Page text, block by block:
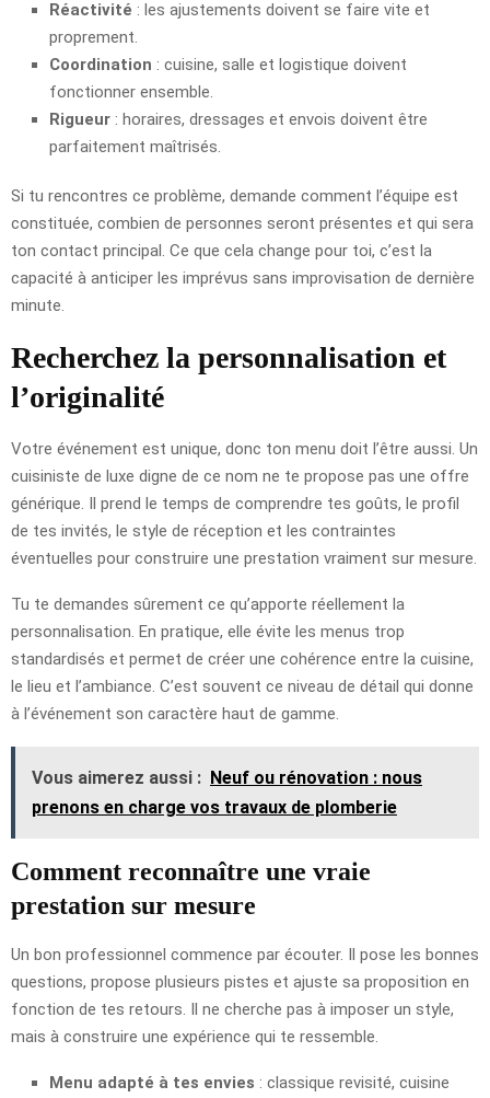
Réactivité : les ajustements doivent se faire vite et
proprement.
Coordination : cuisine, salle et logistique doivent
fonctionner ensemble.
Rigueur : horaires, dressages et envois doivent être
parfaitement maîtrisés.
Si tu rencontres ce problème, demande comment l’équipe est
constituée, combien de personnes seront présentes et qui sera
ton contact principal. Ce que cela change pour toi, c’est la
capacité à anticiper les imprévus sans improvisation de dernière
minute.
Recherchez la personnalisation et
l’originalité
Votre événement est unique, donc ton menu doit l’être aussi. Un
cuisiniste de luxe digne de ce nom ne te propose pas une offre
générique. Il prend le temps de comprendre tes goûts, le profil
de tes invités, le style de réception et les contraintes
éventuelles pour construire une prestation vraiment sur mesure.
Tu te demandes sûrement ce qu’apporte réellement la
personnalisation. En pratique, elle évite les menus trop
standardisés et permet de créer une cohérence entre la cuisine,
le lieu et l’ambiance. C’est souvent ce niveau de détail qui donne
à l’événement son caractère haut de gamme.
Vous aimerez aussi : Neuf ou rénovation : nous
prenons en charge vos travaux de plomberie
Comment reconnaître une vraie
prestation sur mesure
Un bon professionnel commence par écouter. Il pose les bonnes
questions, propose plusieurs pistes et ajuste sa proposition en
fonction de tes retours. Il ne cherche pas à imposer un style,
mais à construire une expérience qui te ressemble.
Menu adapté à tes envies : classique revisité, cuisine